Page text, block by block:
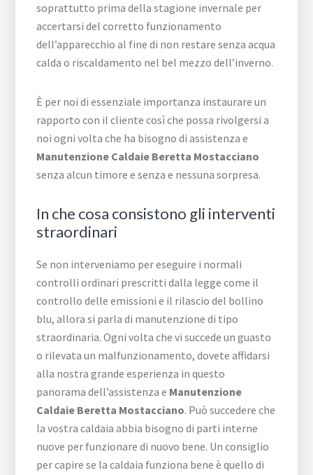
soprattutto prima della stagione invernale per
accertarsi del corretto funzionamento
dell’apparecchio al fine di non restare senza acqua
calda o riscaldamento nel bel mezzo dell’inverno.
È per noi di essenziale importanza instaurare un
rapporto con il cliente così che possa rivolgersi a
noi ogni volta che ha bisogno di assistenza e
Manutenzione Caldaie Beretta Mostacciano
senza alcun timore e senza e nessuna sorpresa.
In che cosa consistono gli interventi
straordinari
Se non interveniamo per eseguire i normali
controlli ordinari prescritti dalla legge come il
controllo delle emissioni e il rilascio del bollino
blu, allora si parla di manutenzione di tipo
straordinaria. Ogni volta che vi succede un guasto
o rilevata un malfunzionamento, dovete affidarsi
alla nostra grande esperienza in questo
panorama dell’assistenza e Manutenzione
Caldaie Beretta Mostacciano. Può succedere che
la vostra caldaia abbia bisogno di parti interne
nuove per funzionare di nuovo bene. Un consiglio
per capire se la caldaia funziona bene è quello di